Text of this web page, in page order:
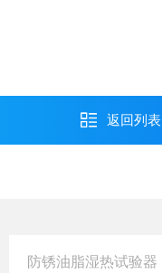
返回列表